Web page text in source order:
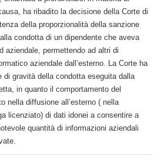
ha ribadito la decisione della Corte di
della proporzionalità della sanzione
condotta di un dipendente che aveva
aziendale, permettendo ad altri di
aziendale dall’esterno. La Corte ha
di gravità della condotta eseguita dalla
in quanto il comportamento del
nella diffusione all’esterno ( nella
licenziato) di dati idonei a consentire a
quantità di informazioni aziendali